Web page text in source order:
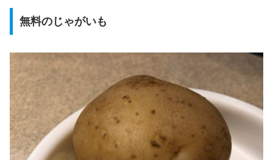
無料のじゃがいも